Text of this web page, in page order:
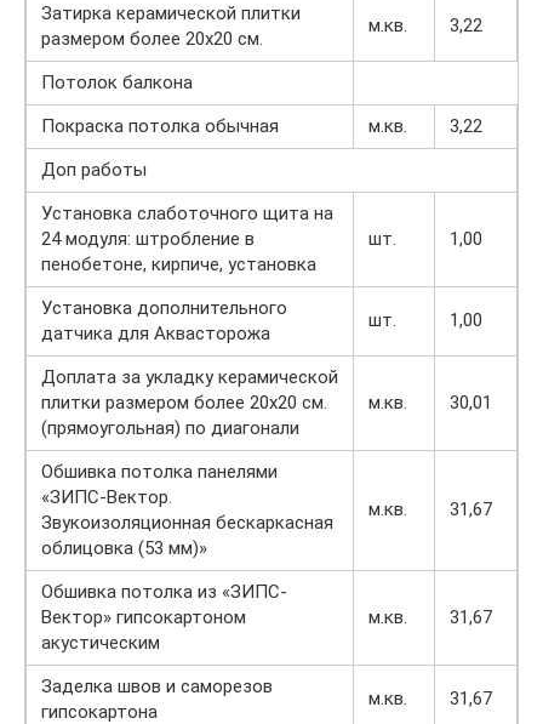
Затирка керамической плитки
размером более 20х20 см.
м.кв. 3,22
Потолок балкона
Покраска потолка обычная
м.кв.
3,22
Доп работы
Установка слаботочного щита на
24 модуля: штробление в
пенобетоне, кирпиче, установка
шт. 1,00
Установка дополнительного
датчика для Аквасторожа
шт. 1,00
Доплата за укладку керамической
плитки размером более 20х20 см.
(прямоугольная) по диагонали
м.кв. 30,01
Обшивка потолка панелями
«ЗИПС-Вектор.
Звукоизоляционная бескаркасная
облицовка (53 мм)»
м.кв. 31,67
Обшивка потолка из «ЗИПС-
Вектор» гипсокартоном
акустическим
м.кв. 31,67
Заделка швов и саморезов
гипсокартона
м.кв. 31,67